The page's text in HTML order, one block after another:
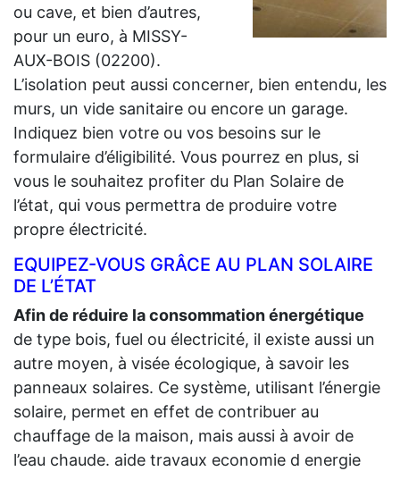
ou cave, et bien d’autres,
pour un euro, à MISSY-
AUX-BOIS (02200).
L’isolation peut aussi concerner, bien entendu, les
murs, un vide sanitaire ou encore un garage.
Indiquez bien votre ou vos besoins sur le
formulaire d’éligibilité. Vous pourrez en plus, si
vous le souhaitez profiter du Plan Solaire de
l’état, qui vous permettra de produire votre
propre électricité.
EQUIPEZ-VOUS GRÂCE AU PLAN SOLAIRE
DE L’ÉTAT
Afin de réduire la consommation énergétique
de type bois, fuel ou électricité, il existe aussi un
autre moyen, à visée écologique, à savoir les
panneaux solaires. Ce système, utilisant l’énergie
solaire, permet en effet de contribuer au
chauffage de la maison, mais aussi à avoir de
l’eau chaude. aide travaux economie d energie